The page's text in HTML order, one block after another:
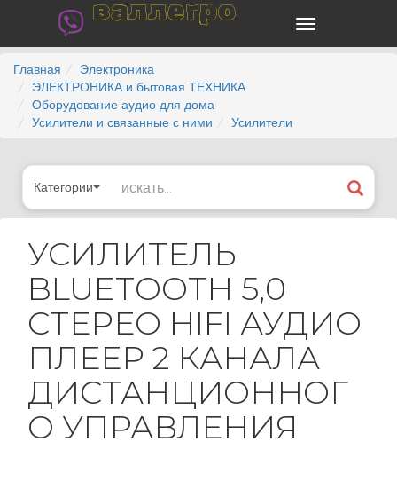
валлегро
Главная
Электроника
ЭЛЕКТРОНИКА и бытовая ТЕХНИКА
Оборудование аудио для дома
Усилители и связанные с ними
Усилители
Категории
УСИЛИТЕЛЬ
BLUETOOTH 5,0
СТЕРЕО HIFI АУДИО
ПЛЕЕР 2 КАНАЛА
ДИСТАНЦИОННОГ
О УПРАВЛЕНИЯ